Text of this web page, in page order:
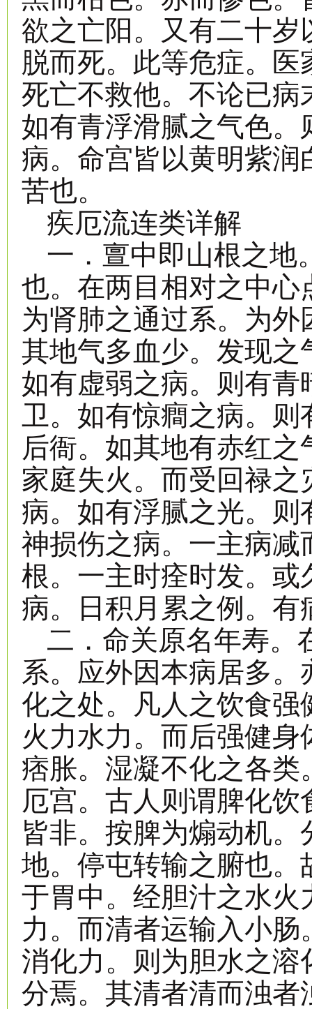
欲之亡阳。又有二十
脱而死。此等危症。
死亡不救他。不论已
如有青浮滑腻之气色
病。命宫皆以黄明紫
苦也。
疾厄流连类详解
一．亶中即山根之地
也。在两目相对之中
为肾肺之通过系。为
其地气多血少。发现
如有虚弱之病。则有
卫。如有惊癎之病。
后衙。如其地有赤红
家庭失火。而受回禄
病。如有浮腻之光。
神损伤之病。一主病
根。一主时痊时发。
病。日积月累之例。
二．命关原名年寿。
系。应外因本病居多
化之处。凡人之饮食
火力水力。而后强健
痞胀。湿凝不化之各
厄宫。古人则谓脾化
皆非。按脾为煽动机
地。停屯转输之腑也
于胃中。经胆汁之水
力。而清者运输入小
消化力。则为胆水之
分焉。其清者清而浊